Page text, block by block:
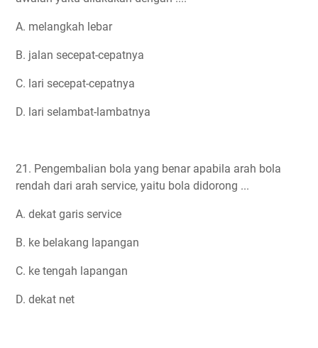
A. melangkah lebar
B. jalan secepat-cepatnya
C. lari secepat-cepatnya
D. lari selambat-lambatnya
21. Pengembalian bola yang benar apabila arah bola
rendah dari arah service, yaitu bola didorong ...
A. dekat garis service
B. ke belakang lapangan
C. ke tengah lapangan
D. dekat net